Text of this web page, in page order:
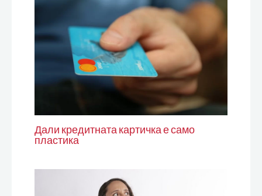
Дали кредитната картичка е само
пластика